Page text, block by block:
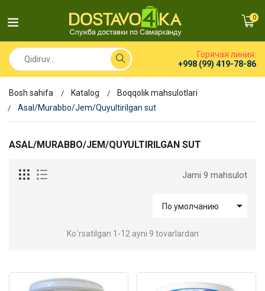
0
Горячая линия:
+998 (99) 419-78-86
Bosh sahifa Katalog
Boqqolik mahsulotlari
Asal/Murabbo/Jem/Quyultirilgan sut
ASAL/MURABBO/JEM/QUYULTIRILGAN SUT
Jami 9 mahsulot
По умолчанию 
Ko`rsatilgan 1-12 ayni 9 tovarlardan
Kod: 4628